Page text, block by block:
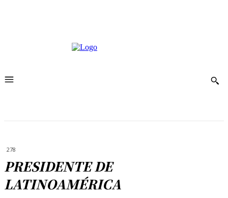
278
PRESIDENTE DE
LATINOAMÉRICA